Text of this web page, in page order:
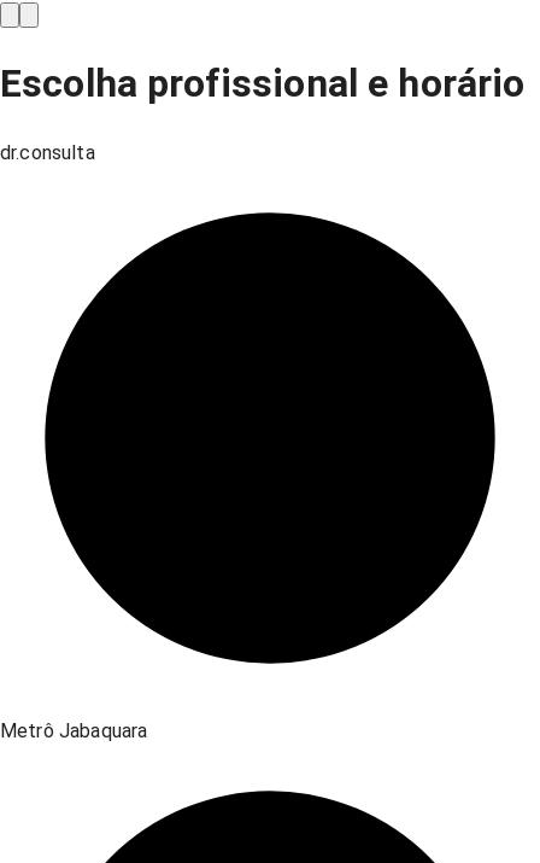
Escolha profissional e horário
dr.consulta
Metrô Jabaquara